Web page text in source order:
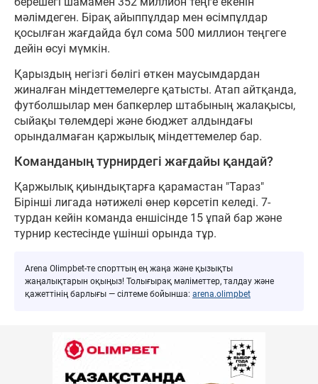
мәлімдеген. Бірақ айыппұлдар мен өсімпұлдар
қосылған жағдайда бұл сома 500 миллион теңгеге
дейін өсуі мүмкін.
Қарыздың негізгі бөлігі өткен маусымдардан
жиналған міндеттемелерге қатысты. Атап айтқанда,
футболшылар мен бапкерлер штабының жалақысы,
сыйақы төлемдері және бюджет алдындағы
орындалмаған қаржылық міндеттемелер бар.
Команданың турнирдегі жағдайы қандай?
Қаржылық қиындықтарға қарамастан "Тараз"
Бірінші лигада нәтижелі өнер көрсетіп келеді. 7-
турдан кейін команда еншісінде 15 ұпай бар және
турнир кестесінде үшінші орында тұр.
Arena Olimpbet-те спорттың ең жаңа және қызықты
жаңалықтарын оқыңыз! Толығырақ мәліметтер, талдау және
қажеттінің барлығы — сілтеме бойынша: arena.olimpbet